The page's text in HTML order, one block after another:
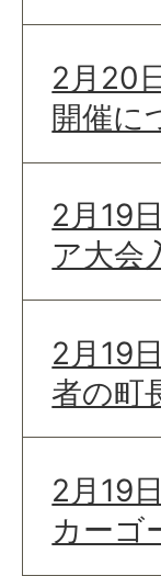
2月20
開催に
2月19
ア大会
2月19
者の町
2月19
カーゴ